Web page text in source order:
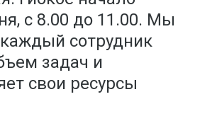
с 8.00 до 11.00. Мы
сотрудник
задач и
свои ресурсы